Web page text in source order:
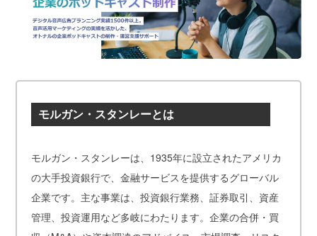
モルガン・スタンレーとは
モルガン・スタンレーは、1935年に設立されたアメリカ
の大手投資銀行で、金融サービスを提供するグローバル
企業です。主な事業は、投資銀行業務、証券取引、資産
管理、投資運用など多岐にわたります。企業の合併・買